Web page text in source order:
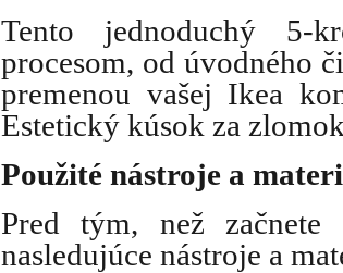
Tento jednoduchý 5-
procesom, od úvodného
premenou vašej Ikea
Estetický kúsok za
Použité nástroje a
Pred tým, než začnete
nasledujúce nástroje a